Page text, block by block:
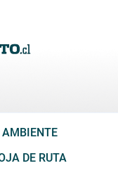
AMBIENTE
DE RUTA